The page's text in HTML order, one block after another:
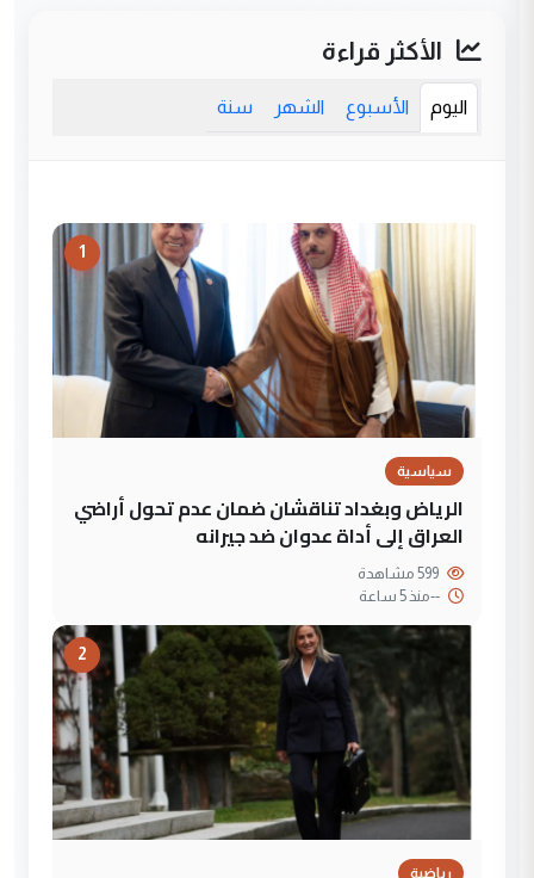
الأكثر قراءة
اليوم الأسبوع الشهر سنة
1
سياسية
الرياض وبغداد تناقشان ضمان عدم تحول أراضي
العراق إلى أداة عدوان ضد جيرانه
--منذ 5 ساعة
2
رياضية